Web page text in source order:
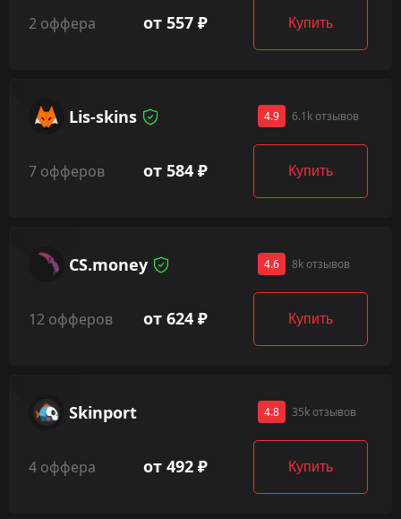
2 оффера от 557 ₽ Купить
Lis-skins 4.9 6.1k отзывов
7 офферов от 584 ₽ Купить
CS.money 4.6 8k отзывов
12 офферов от 624 ₽ Купить
Skinport 4.8 35k отзывов
4 оффера от 492 ₽ Купить